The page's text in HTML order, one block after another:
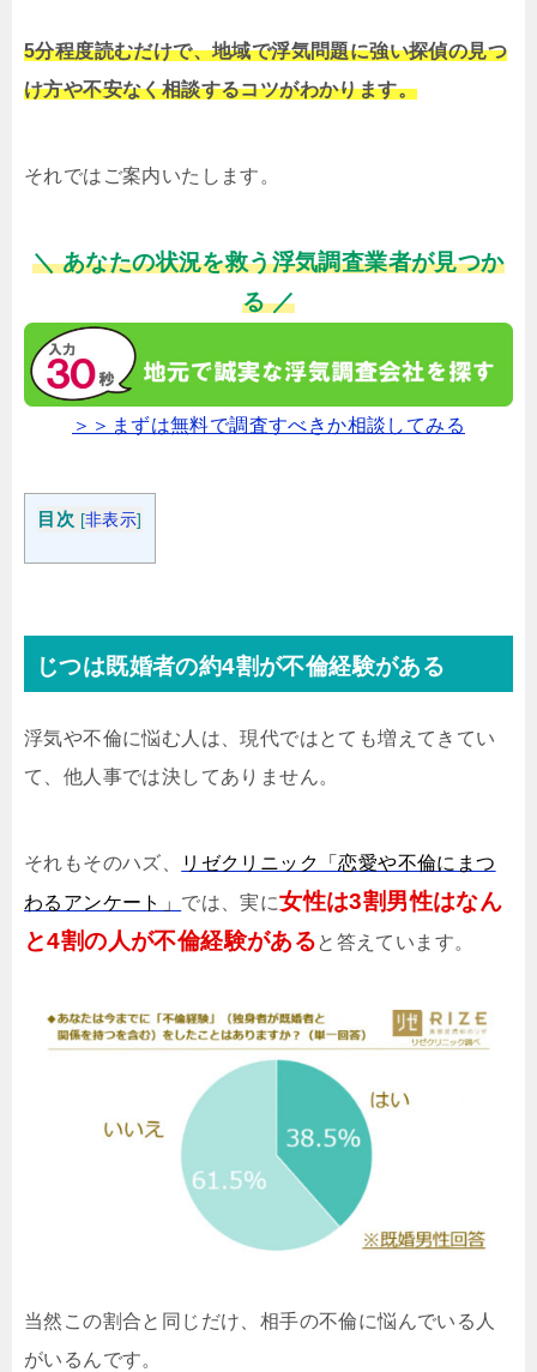
5分程度読むだけで、地域で浮気問題に強い探偵の見つ
け方や不安なく相談するコツがわかります。
それではご案内いたします。
＼ あなたの状況を救う浮気調査業者が見つか
る ／
＞＞まずは無料で調査すべきか相談してみる
目次 [非表示]
じつは既婚者の約4割が不倫経験がある
浮気や不倫に悩む人は、現代ではとても増えてきてい
て、他人事では決してありません。
それもそのハズ、
リゼクリニック「恋愛や不倫にまつ
わるアンケート」 では、実に女性は3割男性はなん
と4割の人が不倫経験があると答えています。
当然この割合と同じだけ、相手の不倫に悩んでいる人
がいるんです。